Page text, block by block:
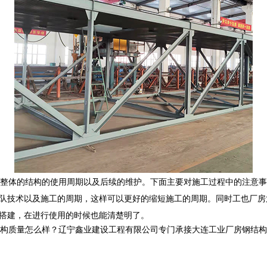
体的结构的使用周期以及后续的维护。下面主要对施工过程中的注意
术以及施工的周期，这样可以更好的缩短施工的周期。同时工也厂房
，在进行使用的时候也能清楚明了。
质量怎么样？辽宁鑫业建设工程有限公司专门承接大连工业厂房钢结